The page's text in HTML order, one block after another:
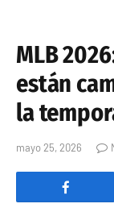
MLB
están
la
mayo 25, 2026